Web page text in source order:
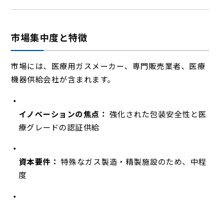
市場集中度と特徴
市場には、医療用ガスメーカー、専門販売業者、医療
機器供給会社が含まれます。
イノベーションの焦点： 強化された包装安全性と医
療グレードの認証供給
資本要件： 特殊なガス製造・精製施設のため、中程
度